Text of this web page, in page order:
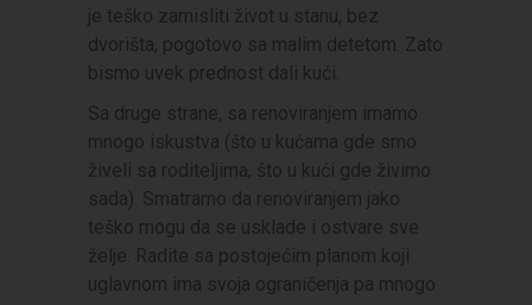
je teško zamisliti život u stanu, bez
dvorišta, pogotovo sa malim detetom. Zato
bismo uvek prednost dali kući.
Sa druge strane, sa renoviranjem imamo
mnogo iskustva (što u kućama gde smo
živeli sa roditeljima, što u kući gde živimo
sada). Smatramo da renoviranjem jako
teško mogu da se usklade i ostvare sve
želje. Radite sa postojećim planom koji
uglavnom ima svoja ograničenja pa mnogo